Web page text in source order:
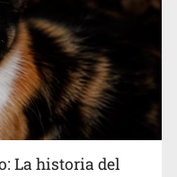
La historia del